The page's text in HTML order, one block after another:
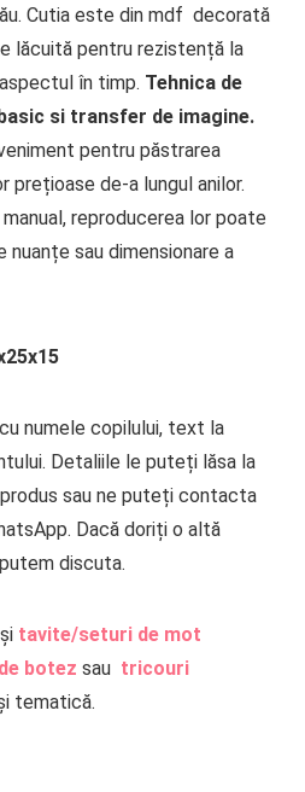
Cutia este din mdf decorată
lăcuită pentru rezistență la
în timp. Tehnica de
si transfer de imagine.
pentru păstrarea
prețioase de-a lungul anilor.
reproducerea lor poate
sau dimensionare a
numele copilului, text la
Detaliile le puteți lăsa la
sau ne puteți contacta
Dacă doriți o altă
discuta.
tavite/seturi de mot
botez sau tricouri
tematică.